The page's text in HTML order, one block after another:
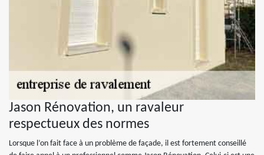
Jason Rénovation, un ravaleur
respectueux des normes
Lorsque l’on fait face à un problème de façade, il est fortement conseillé